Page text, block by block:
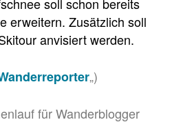
erweitern. Zusätzlich soll
anvisiert werden.
„)
für Wanderblogger